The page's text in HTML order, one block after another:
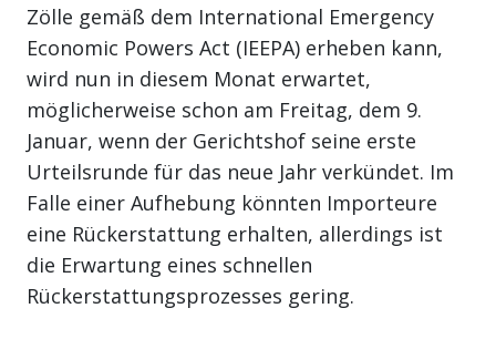
Zölle gemäß dem International Emergency
Economic Powers Act (IEEPA) erheben kann,
wird nun in diesem Monat erwartet,
möglicherweise schon am Freitag, dem 9.
Januar, wenn der Gerichtshof seine erste
Urteilsrunde für das neue Jahr verkündet. Im
Falle einer Aufhebung könnten Importeure
eine Rückerstattung erhalten, allerdings ist
die Erwartung eines schnellen
Rückerstattungsprozesses gering.